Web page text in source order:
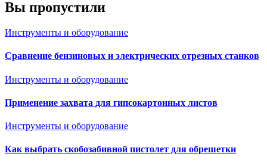
Вы пропустили
Инструменты и оборудование
Сравнение бензиновых и электрических отрезных станков
Инструменты и оборудование
Применение захвата для гипсокартонных листов
Инструменты и оборудование
Как выбрать скобозабивной пистолет для обрешетки